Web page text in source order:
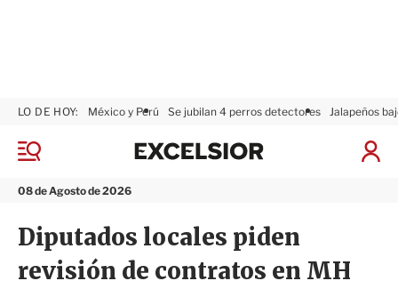
M
n
08 de Agosto de 2026
LO DE HOY: México y Perú Se jubilan 4 perros detectores Jalapeños
I
x
s
i
r
Diputados locales piden
revisión de contratos en MH